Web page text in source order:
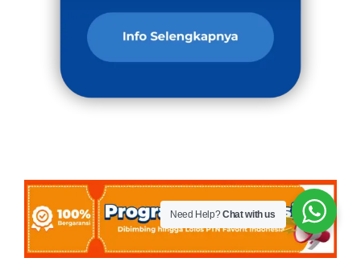
Need Help?Chat with us